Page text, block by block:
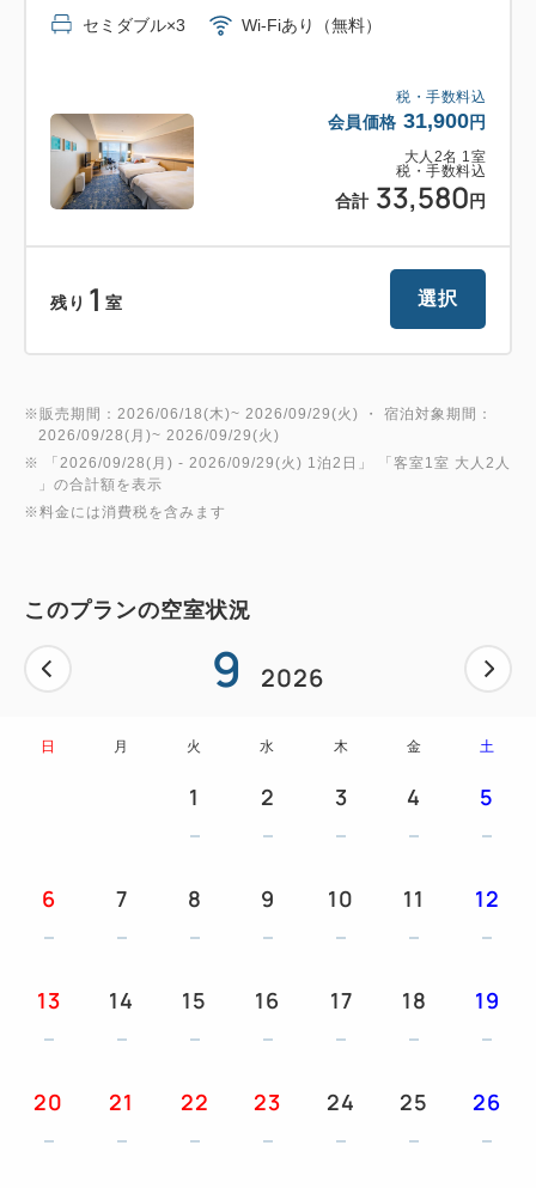
税・手数料込
会員価格 31,900円
大人 2名 1室
税・手数料込
合計 33,580 円
セミダブル×3 Wi-Fiあり（無料）
残り 1 室 選択
※販売期間：2026/06/18(木)~ 2026/09/29(火) ・ 宿泊対象期間：
2026/09/28(月)~ 2026/09/29(火)
※ 「 2026/09/28(月) - 2026/09/29(火) 1泊2日 」 「 客室1室 大人2人
」の合計額を表示
※料金には消費税を含みます
このプランの空室状況
9 2026
日 月 火 水 木 金 土
1 2 3 4 5
6 7 8 9 10 11 12
13 14 15 16 17 18 19
20 21 22 23 24 25 26